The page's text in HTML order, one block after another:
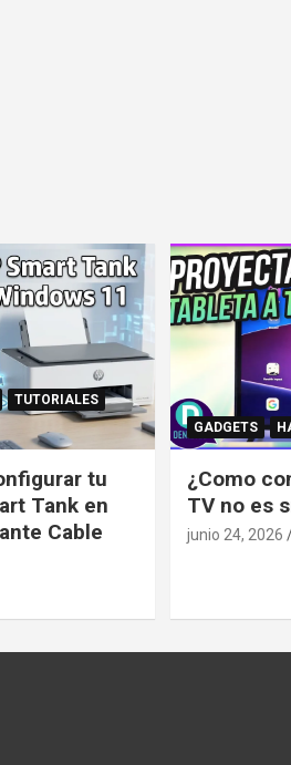
TUTORIALES
tu
Tank en
Cable
GADGETS
¿Como
TV no es
junio 24, 2026